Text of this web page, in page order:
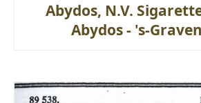
Abydos, N.V.
Abydos - 's-